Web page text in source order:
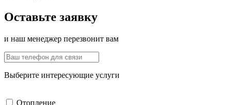
Оставьте заявку
и наш менеджер перезвонит вам
Выберите интересующие услуги
Отопление